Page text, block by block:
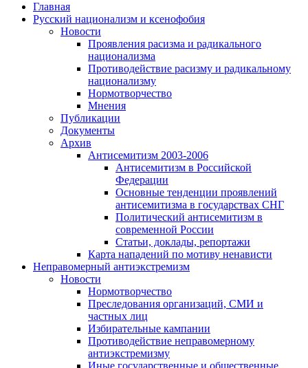
Главная
Русский национализм и ксенофобия
Новости
Проявления расизма и радикального
национализма
Противодействие расизму и радикальному
национализму
Нормотворчество
Мнения
Публикации
Документы
Архив
Антисемитизм 2003-2006
Антисемитизм в Российской
Федерации
Основные тенденции проявлений
антисемитизма в государствах СНГ
Политический антисемитизм в
современной России
Статьи, доклады, репортажи
Карта нападений по мотиву ненависти
Неправомерный антиэкстремизм
Новости
Нормотворчество
Преследования организаций, СМИ и
частных лиц
Избирательные кампании
Противодействие неправомерному
антиэкстремизму